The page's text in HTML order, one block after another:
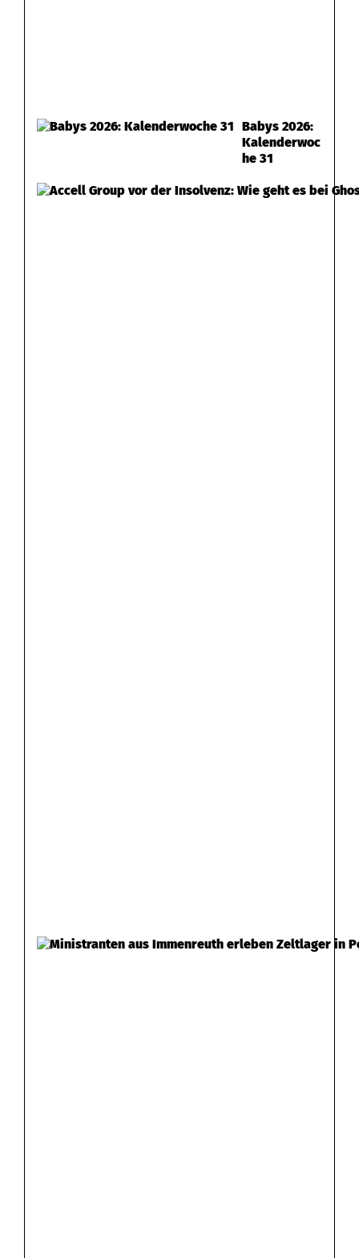
Babys 2026:
Kalenderwoc
he 31